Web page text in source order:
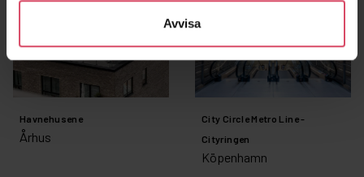
Avvisa
Havnehusene
Århus
City Circle Metro Line -
Cityringen
Köpenhamn